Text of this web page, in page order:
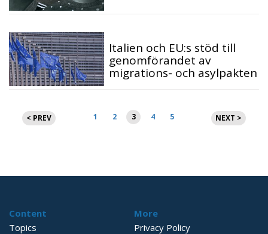
Italien och EU:s stöd till
genomförandet av
migrations- och asylpakten
Sidnumrering
för
< PREV 1 2 3 4 5 NEXT >
Content
Topics
More
Privacy Policy